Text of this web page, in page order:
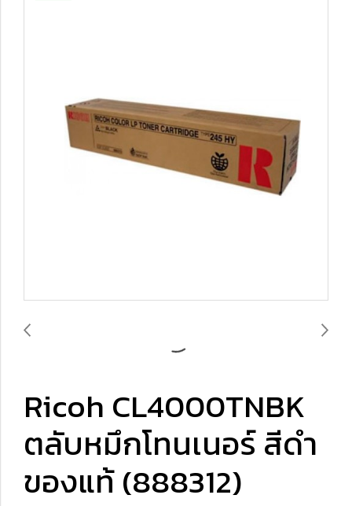
Ricoh CL4000TNBK
ตลับหมึกโทนเนอร์ สีดำ
ของแท้ (888312)